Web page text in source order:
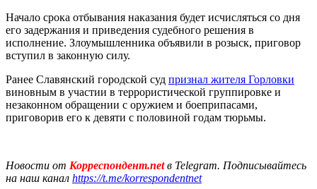
Начало срока отбывания наказания будет исчисляться со дня
его задержания и приведения судебного решения в
исполнение. Злоумышленника объявили в розыск, приговор
вступил в законную силу.
Ранее Славянский городской суд признал жителя Горловки
виновным в участии в террористической группировке и
незаконном обращении с оружием и боеприпасами,
приговорив его к девяти с половиной годам тюрьмы.
Новости от Корреспондент.netв Telegram. Подписывайтесь
на наш канал https://t.me/korrespondentnet